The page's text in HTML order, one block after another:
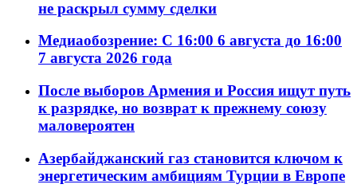
не раскрыл сумму сделки
Медиаобозрение: С 16:00 6 августа до 16:00
7 августа 2026 года
После выборов Армения и Россия ищут путь
к разрядке, но возврат к прежнему союзу
маловероятен
Азербайджанский газ становится ключом к
энергетическим амбициям Турции в Европе